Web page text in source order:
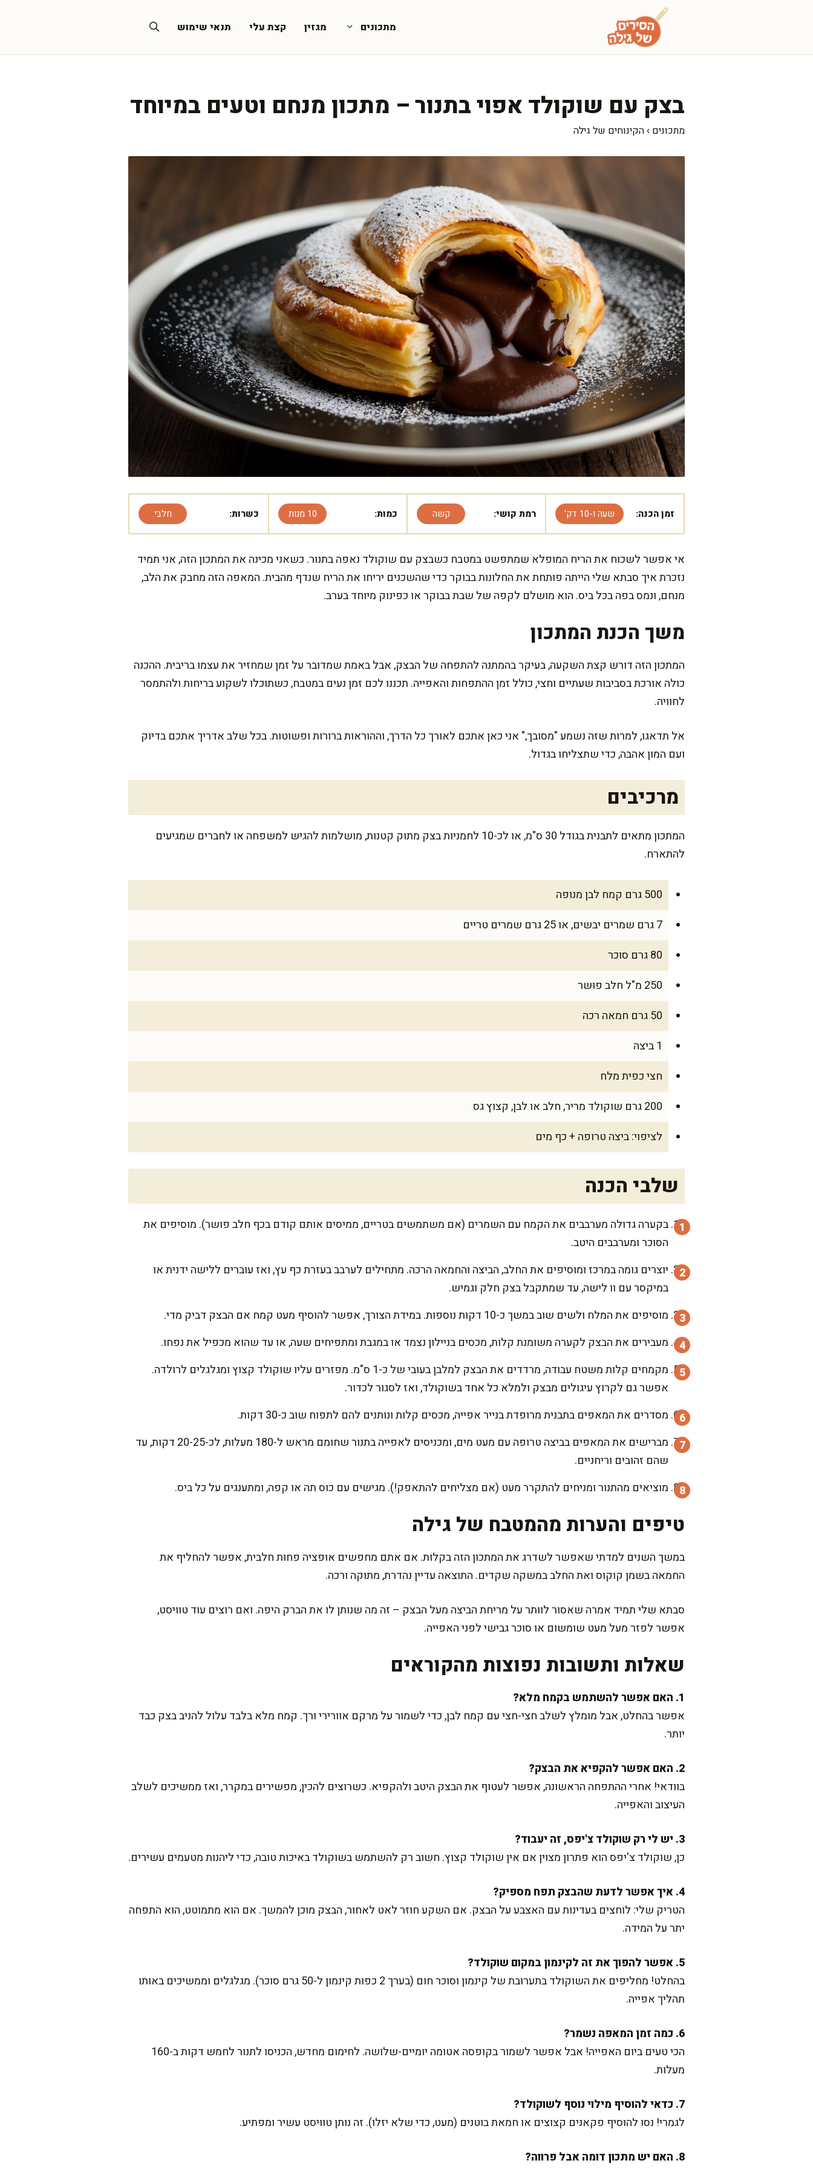
מתכונים מגזין קצת עלי תנאי שימוש
בצק עם שוקולד אפוי בתנור – מתכון מנחם וטעים במיוחד
מתכונים › הקינוחים של גילה
זמן הכנה: שעה ו-10 דק' רמת קושי: קשה כמות: 10 מנות כשרות: חלבי
אי אפשר לשכוח את הריח המופלא שמתפשט במטבח כשבצק עם שוקולד נאפה בתנור. כשאני מכינה את המתכון הזה, אני תמיד
נזכרת איך סבתא שלי הייתה פותחת את החלונות בבוקר כדי שהשכנים יריחו את הריח שנדף מהבית. המאפה הזה מחבק את הלב,
מנחם, ונמס בפה בכל ביס. הוא מושלם לקפה של שבת בבוקר או כפינוק מיוחד בערב.
משך הכנת המתכון
המתכון הזה דורש קצת השקעה, בעיקר בהמתנה להתפחה של הבצק, אבל באמת שמדובר על זמן שמחזיר את עצמו בריבית. ההכנה
כולה אורכת בסביבות שעתיים וחצי, כולל זמן ההתפחות והאפייה. תכננו לכם זמן נעים במטבח, כשתוכלו לשקוע בריחות ולהתמסר
לחוויה.
אל תדאגו, למרות שזה נשמע "מסובך," אני כאן אתכם לאורך כל הדרך, וההוראות ברורות ופשוטות. בכל שלב אדריך אתכם בדיוק
ועם המון אהבה, כדי שתצליחו בגדול.
מרכיבים
המתכון מתאים לתבנית בגודל 30 ס"מ, או לכ-10 לחמניות בצק מתוק קטנות, מושלמות להגיש למשפחה או לחברים שמגיעים
להתארח.
500 גרם קמח לבן מנופה
7 גרם שמרים יבשים, או 25 גרם שמרים טריים
80 גרם סוכר
250 מ"ל חלב פושר
50 גרם חמאה רכה
1 ביצה
חצי כפית מלח
200 גרם שוקולד מריר, חלב או לבן, קצוץ גס
לציפוי: ביצה טרופה + כף מים
שלבי הכנה
בקערה גדולה מערבבים את הקמח עם השמרים (אם משתמשים בטריים, ממיסים אותם קודם בכף חלב פושר). מוסיפים את
הסוכר ומערבבים היטב.
יוצרים גומה במרכז ומוסיפים את החלב, הביצה והחמאה הרכה. מתחילים לערבב בעזרת כף עץ, ואז עוברים ללישה ידנית או
במיקסר עם וו לישה, עד שמתקבל בצק חלק וגמיש.
מוסיפים את המלח ולשים שוב במשך כ-10 דקות נוספות. במידת הצורך, אפשר להוסיף מעט קמח אם הבצק דביק מדי.
מעבירים את הבצק לקערה משומנת קלות, מכסים בניילון נצמד או במגבת ומתפיחים שעה, או עד שהוא מכפיל את נפחו.
מקמחים קלות משטח עבודה, מרדדים את הבצק למלבן בעובי של כ-1 ס"מ. מפזרים עליו שוקולד קצוץ ומגלגלים לרולדה.
אפשר גם לקרוץ עיגולים מבצק ולמלא כל אחד בשוקולד, ואז לסגור לכדור.
מסדרים את המאפים בתבנית מרופדת בנייר אפייה, מכסים קלות ונותנים להם לתפוח שוב כ-30 דקות.
מברישים את המאפים בביצה טרופה עם מעט מים, ומכניסים לאפייה בתנור שחומם מראש ל-180 מעלות, לכ-20-25 דקות, עד
שהם זהובים וריחניים.
מוציאים מהתנור ומניחים להתקרר מעט (אם מצליחים להתאפק!). מגישים עם כוס תה או קפה, ומתענגים על כל ביס.
טיפים והערות מהמטבח של גילה
במשך השנים למדתי שאפשר לשדרג את המתכון הזה בקלות. אם אתם מחפשים אופציה פחות חלבית, אפשר להחליף את
החמאה בשמן קוקוס ואת החלב במשקה שקדים. התוצאה עדיין נהדרת, מתוקה ורכה.
סבתא שלי תמיד אמרה שאסור לוותר על מריחת הביצה מעל הבצק – זה מה שנותן לו את הברק היפה. ואם רוצים עוד טוויסט,
אפשר לפזר מעל מעט שומשום או סוכר גבישי לפני האפייה.
שאלות ותשובות נפוצות מהקוראים
1. האם אפשר להשתמש בקמח מלא?
אפשר בהחלט, אבל מומלץ לשלב חצי-חצי עם קמח לבן, כדי לשמור על מרקם אוורירי ורך. קמח מלא בלבד עלול להניב בצק כבד
יותר.
2. האם אפשר להקפיא את הבצק?
בוודאי! אחרי ההתפחה הראשונה, אפשר לעטוף את הבצק היטב ולהקפיא. כשרוצים להכין, מפשירים במקרר, ואז ממשיכים לשלב
העיצוב והאפייה.
3. יש לי רק שוקולד צ'יפס, זה יעבוד?
כן, שוקולד צ'יפס הוא פתרון מצוין אם אין שוקולד קצוץ. חשוב רק להשתמש בשוקולד באיכות טובה, כדי ליהנות מטעמים עשירים.
4. איך אפשר לדעת שהבצק תפח מספיק?
הטריק שלי: לוחצים בעדינות עם האצבע על הבצק. אם השקע חוזר לאט לאחור, הבצק מוכן להמשך. אם הוא מתמוטט, הוא התפחה
יתר על המידה.
5. אפשר להפוך את זה לקינמון במקום שוקולד?
בהחלט! מחליפים את השוקולד בתערובת של קינמון וסוכר חום (בערך 2 כפות קינמון ל-50 גרם סוכר). מגלגלים וממשיכים באותו
תהליך אפייה.
6. כמה זמן המאפה נשמר?
הכי טעים ביום האפייה! אבל אפשר לשמור בקופסה אטומה יומיים-שלושה. לחימום מחדש, הכניסו לתנור לחמש דקות ב-160
מעלות.
7. כדאי להוסיף מילוי נוסף לשוקולד?
לגמרי! נסו להוסיף פקאנים קצוצים או חמאת בוטנים (מעט, כדי שלא יזלו). זה נותן טוויסט עשיר ומפתיע.
8. האם יש מתכון דומה אבל פרווה?